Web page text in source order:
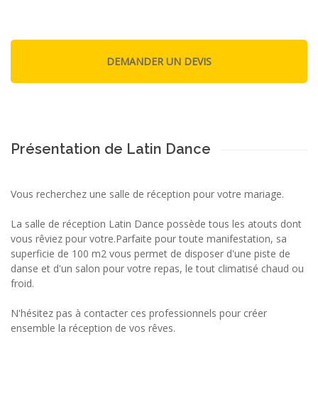
Présentation de Latin Dance
Vous recherchez une salle de réception pour votre mariage.
La salle de réception Latin Dance possède tous les atouts dont
vous rêviez pour votre.Parfaite pour toute manifestation, sa
superficie de 100 m2 vous permet de disposer d'une piste de
danse et d'un salon pour votre repas, le tout climatisé chaud ou
froid.
N'hésitez pas à contacter ces professionnels pour créer
ensemble la réception de vos rêves.